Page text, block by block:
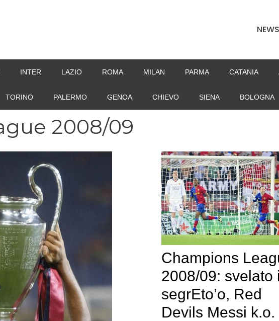
NEWS
INTER LAZIO ROMA MILAN PARMA CATANIA
TORINO PALERMO GENOA CHIEVO SIENA BOLOGNA
2008/09
Champions
2008/09: svelato
segrEto’o, Red
Devils Messi k.o.